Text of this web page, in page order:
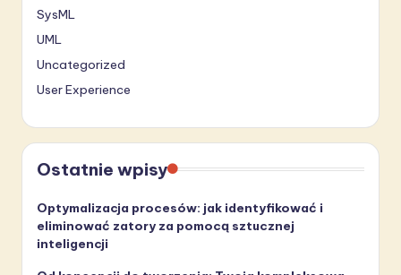
SysML
UML
Uncategorized
User Experience
Ostatnie wpisy
Optymalizacja procesów: jak identyfikować i
eliminować zatory za pomocą sztucznej
inteligencji